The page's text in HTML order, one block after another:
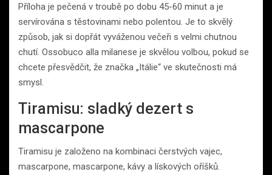
Příloha je pečená v troubě po dobu 45-60 minut a je
servírována s těstovinami nebo polentou. Je to skvělý
způsob, jak si dopřát vyváženou večeři s velmi chutnou
chutí. Ossobuco alla milanese je skvělou volbou, pokud se
chcete přesvědčit, že značka „Itálie“ ve skutečnosti má
smysl.
Tiramisu: sladký dezert s
mascarpone
Tiramisu je založeno na kombinaci čerstvých vajec,
mascarpone, mascarpone, kávy a lískových oříšků.